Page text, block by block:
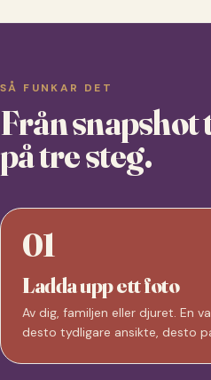
SÅ FUNKAR DET
Från
på tre steg.
01
Ladda upp ett foto
Av dig, familjen eller djuret. En
desto tydligare ansikte, desto